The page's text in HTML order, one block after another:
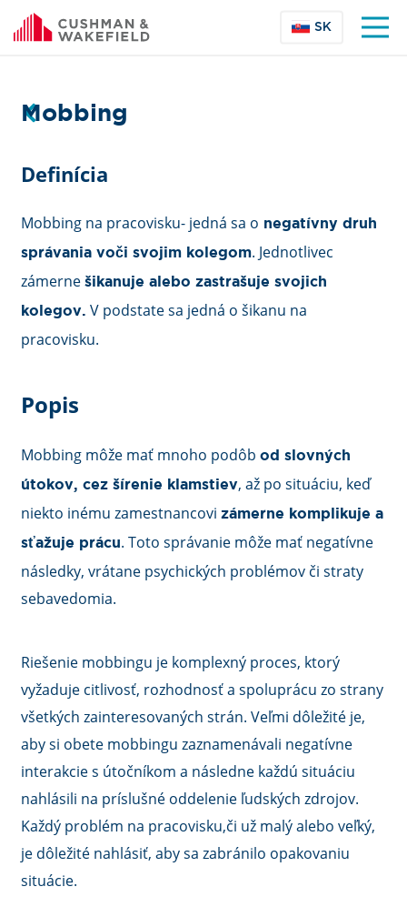
SK
Mobbing
Definícia
Mobbing na pracovisku- jedná sa o negatívny druh
správania voči svojim kolegom. Jednotlivec
zámerne šikanuje alebo zastrašuje svojich
kolegov. V podstate sa jedná o šikanu na
pracovisku.
Popis
Mobbing môže mať mnoho podôb od slovných
útokov, cez šírenie klamstiev, až po situáciu, keď
niekto inému zamestnancovi zámerne komplikuje a
sťažuje prácu. Toto správanie môže mať negatívne
následky, vrátane psychických problémov či straty
sebavedomia.
Riešenie mobbingu je komplexný proces, ktorý
vyžaduje citlivosť, rozhodnosť a spoluprácu zo strany
všetkých zainteresovaných strán. Veľmi dôležité je,
aby si obete mobbingu zaznamenávali negatívne
interakcie s útočníkom a následne každú situáciu
nahlásili na príslušné oddelenie ľudských zdrojov.
Každý problém na pracovisku,či už malý alebo veľký,
je dôležité nahlásiť, aby sa zabránilo opakovaniu
situácie.